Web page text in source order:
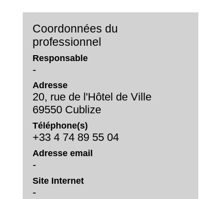
Coordonnées du
professionnel
Responsable
-
Adresse
20, rue de l'Hôtel de Ville
69550 Cublize
Téléphone(s)
+33 4 74 89 55 04
Adresse email
-
Site Internet
-